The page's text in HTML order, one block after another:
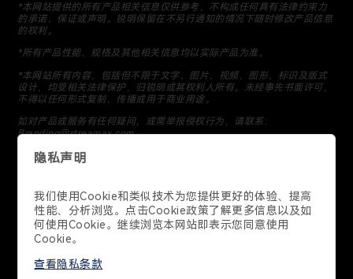
*本网站提供的所有产品相关信息仅供参考，不构成任何具有法律约束力
的承诺、保证或声明。锐明保留在不另行通知的情况下随时修改产品信息
的权利。
*所有产品性能、规格及其他相关信息均以实际产品为准。
*本网站所有内容，包括但不限于文字、图片、视频、图形、标识及版式
设计，均受相关法律保护，归锐明或其权利人所有。未经事先书面许可，
不得以任何形式复制、传播或用于商业用途。
如对产品或服务有任何疑问，或需举报侵权行为，请联系：
Branding@streamax.com
联系我们
400-998-2970